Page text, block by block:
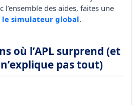
l’ensemble des aides, faites une
le simulateur global.
où l’APL surprend (et
pas tout)